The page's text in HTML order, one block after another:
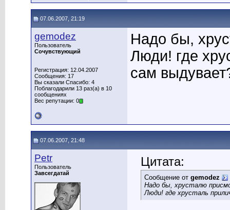
07.06.2007, 21:19
gemodez
Пользователь
Сочувствующий
Регистрация: 12.04.2007
Сообщения: 17
Вы сказали Спасибо: 4
Поблагодарили 13 раз(а) в 10
сообщениях
Вес репутации: 0
Надо бы,
Люди! где
сам
07.06.2007, 21:48
Petr
Пользователь
Завсегдатай
Цитата:
Сообщение от gemodez
Надо бы, хрусталю
Люди! где хрусталь